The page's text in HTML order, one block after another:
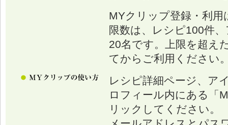
MYクリップ登録・利
限数は、レシピ100件
20名です。上限を超え
てからご利用ください
レシピ詳細ページ、ア
ロフィール内にある「
リックしてください。